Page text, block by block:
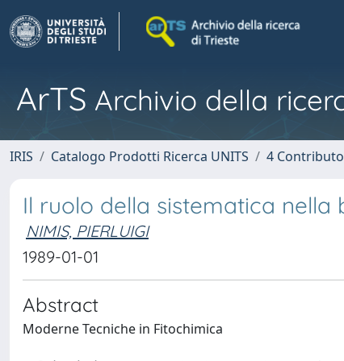
ArTS Archivio della
IRIS Catalogo Prodotti Ricerca UNITS 4
Il ruolo della sistematica nella
NIMIS, PIERLUIGI
1989-01-01
Abstract
Moderne Tecniche in Fitochimica